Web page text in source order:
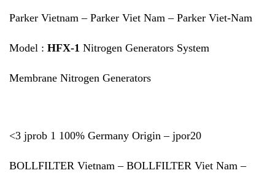
Parker Vietnam – Parker Viet Nam – Parker Viet-Nam
Model : HFX-1 Nitrogen Generators System
Membrane Nitrogen Generators
<3 jprob 1 100% Germany Origin – jpor20
BOLLFILTER Vietnam – BOLLFILTER Viet Nam –